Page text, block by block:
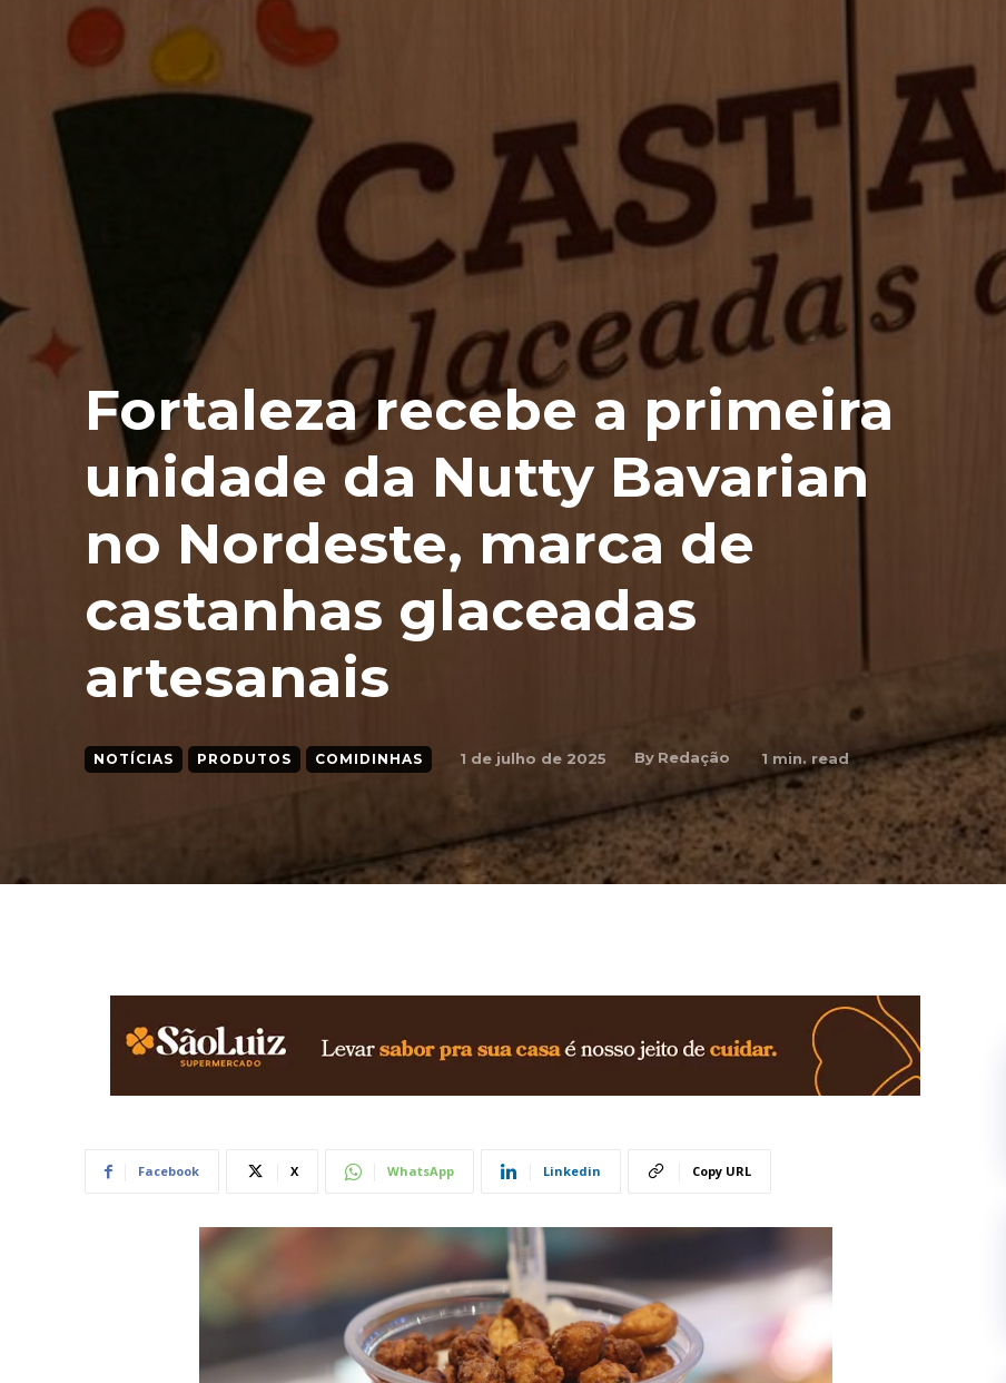
Fortaleza recebe a primeira
unidade da Nutty Bavarian
no Nordeste, marca de
castanhas glaceadas
artesanais
NOTÍCIAS PRODUTOS COMIDINHAS 1 de julho de 2025 By Redação 1 min. read
Facebook X WhatsApp Linkedin Copy URL